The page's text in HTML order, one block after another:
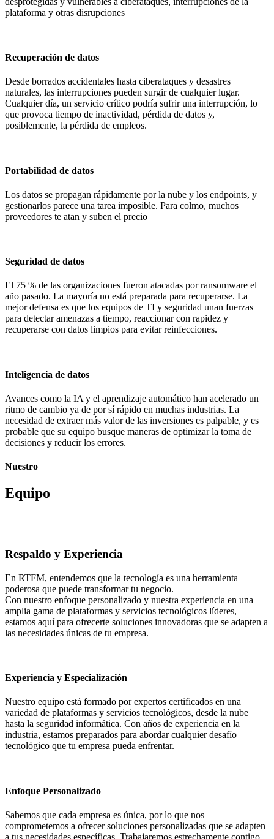
plataforma y otras disrupciones
Recuperación de datos
Desde borrados accidentales hasta ciberataques y desastres
naturales, las interrupciones pueden surgir de cualquier lugar.
Cualquier día, un servicio crítico podría sufrir una interrupción, lo
que provoca tiempo de inactividad, pérdida de datos y,
posiblemente, la pérdida de empleos.
Portabilidad de datos
Los datos se propagan rápidamente por la nube y los endpoints, y
gestionarlos parece una tarea imposible. Para colmo, muchos
proveedores te atan y suben el precio
Seguridad de datos
El 75 % de las organizaciones fueron atacadas por ransomware el
año pasado. La mayoría no está preparada para recuperarse. La
mejor defensa es que los equipos de TI y seguridad unan fuerzas
para detectar amenazas a tiempo, reaccionar con rapidez y
recuperarse con datos limpios para evitar reinfecciones.
Inteligencia de datos
Avances como la IA y el aprendizaje automático han acelerado un
ritmo de cambio ya de por sí rápido en muchas industrias. La
necesidad de extraer más valor de las inversiones es palpable, y es
probable que su equipo busque maneras de optimizar la toma de
decisiones y reducir los errores.
Nuestro
Equipo
Respaldo y Experiencia
En RTFM, entendemos que la tecnología es una herramienta
poderosa que puede transformar tu negocio.
Con nuestro enfoque personalizado y nuestra experiencia en una
amplia gama de plataformas y servicios tecnológicos líderes,
estamos aquí para ofrecerte soluciones innovadoras que se adapten a
las necesidades únicas de tu empresa.
Experiencia y Especialización
Nuestro equipo está formado por expertos certificados en una
variedad de plataformas y servicios tecnológicos, desde la nube
hasta la seguridad informática. Con años de experiencia en la
industria, estamos preparados para abordar cualquier desafío
tecnológico que tu empresa pueda enfrentar.
Enfoque Personalizado
Sabemos que cada empresa es única, por lo que nos
comprometemos a ofrecer soluciones personalizadas que se adapten
a tus necesidades específicas. Trabajaremos estrechamente contigo